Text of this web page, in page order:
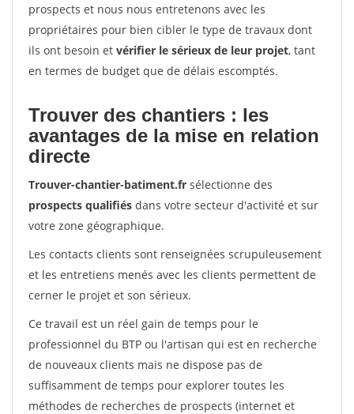
prospects et nous nous entretenons avec les
propriétaires pour bien cibler le type de travaux dont
ils ont besoin et vérifier le sérieux de leur projet, tant
en termes de budget que de délais escomptés.
Trouver des chantiers : les
avantages de la mise en relation
directe
Trouver-chantier-batiment.fr sélectionne des
prospects qualifiés dans votre secteur d'activité et sur
votre zone géographique.
Les contacts clients sont renseignées scrupuleusement
et les entretiens menés avec les clients permettent de
cerner le projet et son sérieux.
Ce travail est un réel gain de temps pour le
professionnel du BTP ou l'artisan qui est en recherche
de nouveaux clients mais ne dispose pas de
suffisamment de temps pour explorer toutes les
méthodes de recherches de prospects (internet et